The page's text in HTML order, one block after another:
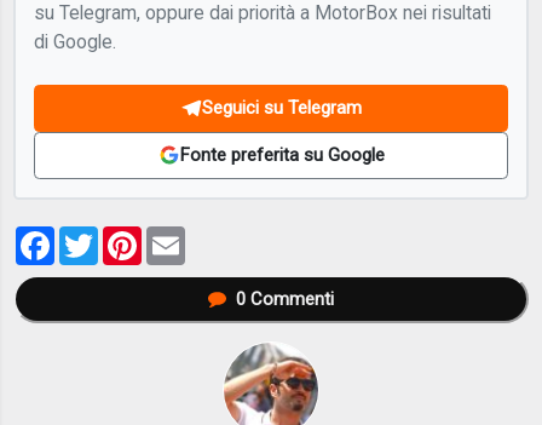
su Telegram, oppure dai priorità a MotorBox nei risultati
di Google.
Seguici su Telegram
Fonte preferita su Google
Facebook
TwitterPinterest
0Commenti